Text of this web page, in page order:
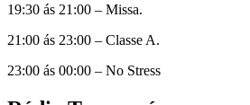
19:30 ás 21:00 – Missa.
21:00 ás 23:00 – Classe A.
23:00 ás 00:00 – No Stress